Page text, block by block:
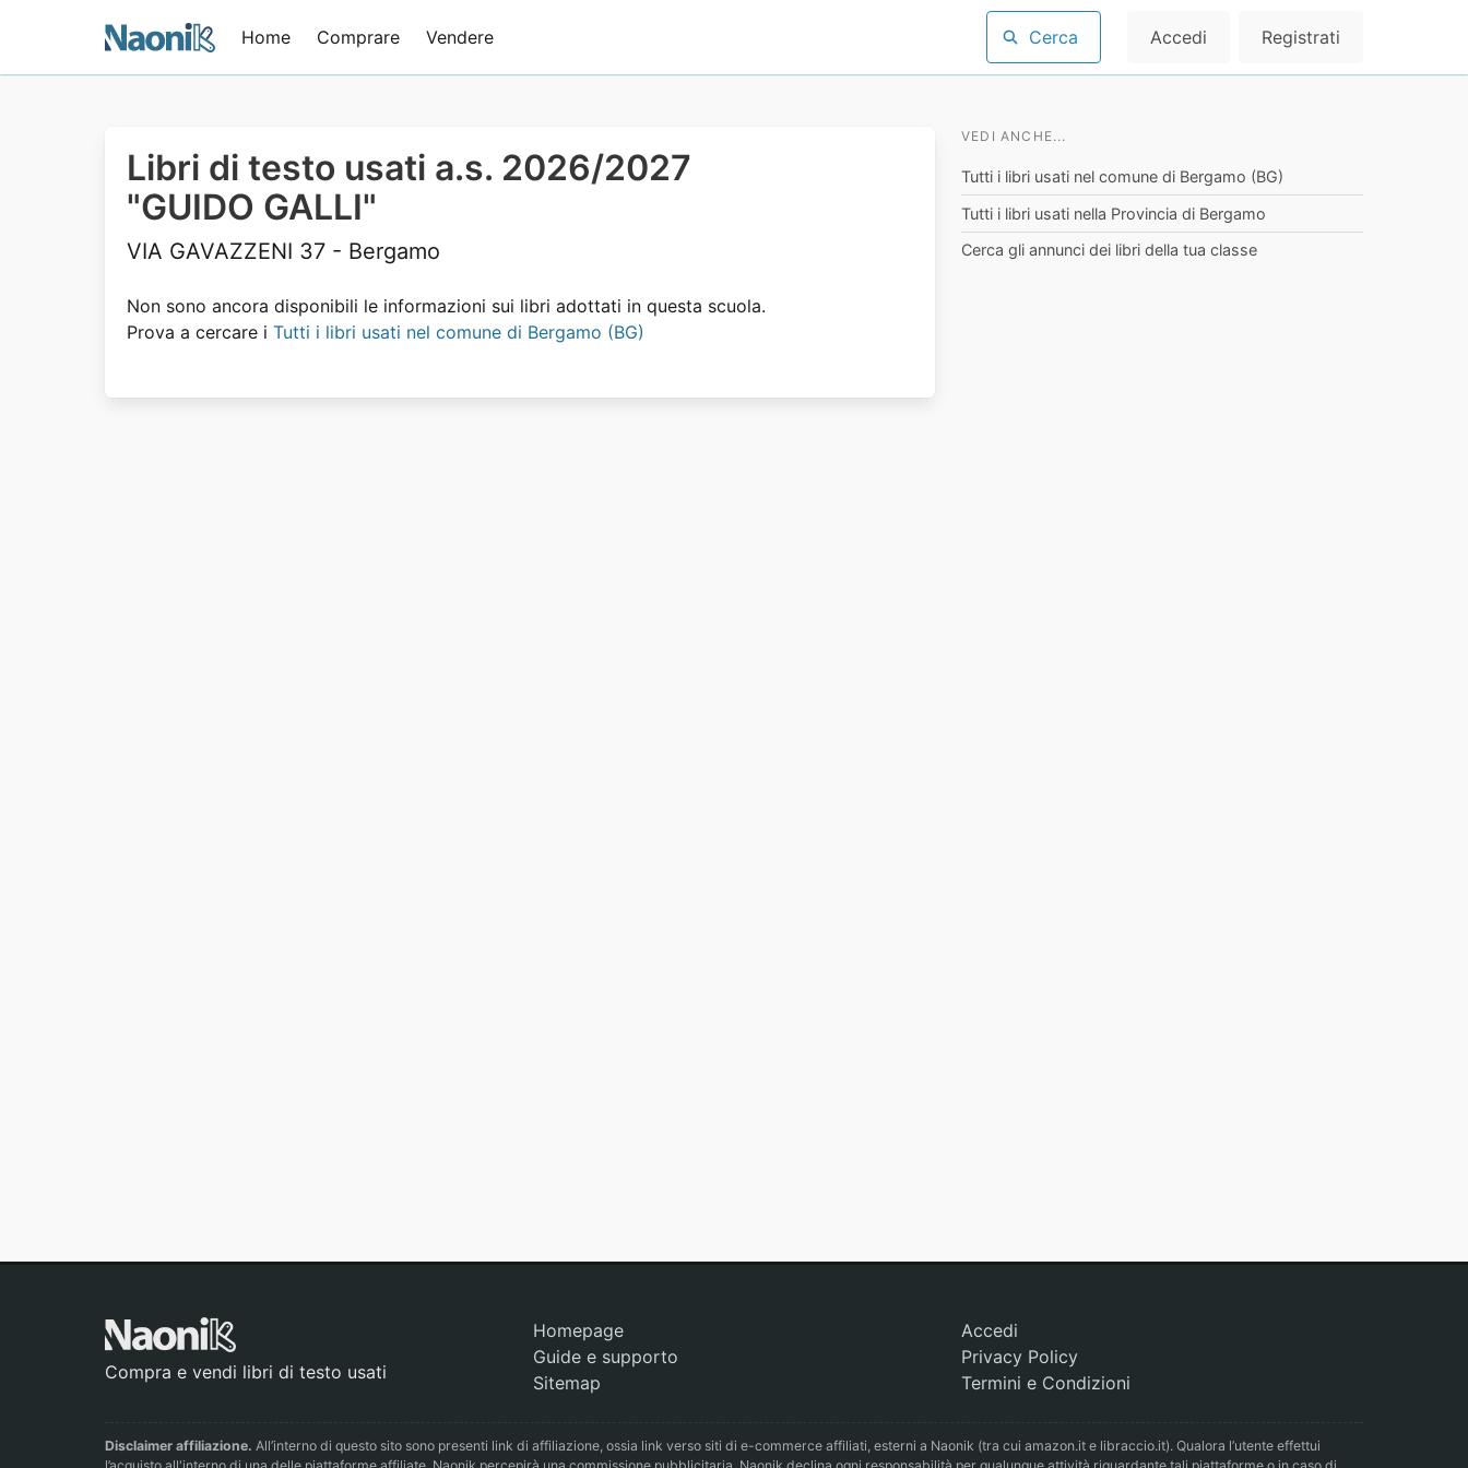
Home Comprare Vendere Cerca Accedi Registrati
Libri di testo usati a.s. 2026/2027
"GUIDO GALLI"
VIA GAVAZZENI 37 - Bergamo
Non sono ancora disponibili le informazioni sui libri adottati in questa scuola.
Prova a cercare i Tutti i libri usati nel comune di Bergamo (BG)
VEDI ANCHE...
Tutti i libri usati nel comune di Bergamo (BG)
Tutti i libri usati nella Provincia di Bergamo
Cerca gli annunci dei libri della tua classe
Compra e vendi libri di testo usati
Homepage
Guide e supporto
Sitemap
Accedi
Privacy Policy
Termini e Condizioni